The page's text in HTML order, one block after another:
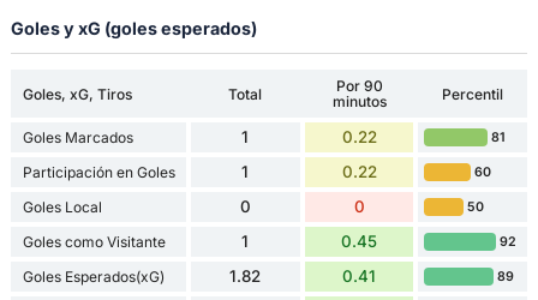
Goles y xG (goles esperados)
Goles, xG, Tiros Total
Por 90
minutos
Percentil
Goles Marcados 1 0.22 81
Participación en Goles 1 0.22 60
Goles Local 0 0 50
Goles como Visitante 1 0.45 92
Goles Esperados(xG) 1.82 0.41 89